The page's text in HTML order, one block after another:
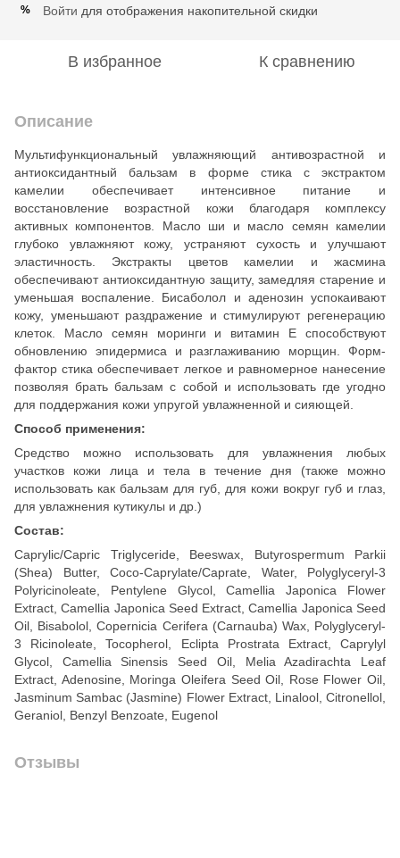
% Войти для отображения накопительной скидки
В избранное К сравнению
Описание
Мультифункциональный увлажняющий антивозрастной и
антиоксидантный бальзам в форме стика с экстрактом
камелии обеспечивает интенсивное питание и
восстановление возрастной кожи благодаря комплексу
активных компонентов. Масло ши и масло семян камелии
глубоко увлажняют кожу, устраняют сухость и улучшают
эластичность. Экстракты цветов камелии и жасмина
обеспечивают антиоксидантную защиту, замедляя старение и
уменьшая воспаление. Бисаболол и аденозин успокаивают
кожу, уменьшают раздражение и стимулируют регенерацию
клеток. Масло семян моринги и витамин Е способствуют
обновлению эпидермиса и разглаживанию морщин. Форм-
фактор стика обеспечивает легкое и равномерное нанесение
позволяя брать бальзам с собой и использовать где угодно
для поддержания кожи упругой увлажненной и сияющей.
Способ применения:
Средство можно использовать для увлажнения любых
участков кожи лица и тела в течение дня (также можно
использовать как бальзам для губ, для кожи вокруг губ и глаз,
для увлажнения кутикулы и др.)
Состав:
Caprylic/Capric Triglyceride, Beeswax, Butyrospermum Parkii
(Shea) Butter, Coco-Caprylate/Caprate, Water, Polyglyceryl-3
Polyricinoleate, Pentylene Glycol, Camellia Japonica Flower
Extract, Camellia Japonica Seed Extract, Camellia Japonica Seed
Oil, Bisabolol, Copernicia Cerifera (Carnauba) Wax, Polyglyceryl-
3 Ricinoleate, Tocopherol, Eclipta Prostrata Extract, Caprylyl
Glycol, Camellia Sinensis Seed Oil, Melia Azadirachta Leaf
Extract, Adenosine, Moringa Oleifera Seed Oil, Rose Flower Oil,
Jasminum Sambac (Jasmine) Flower Extract, Linalool, Citronellol,
Geraniol, Benzyl Benzoate, Eugenol
Отзывы